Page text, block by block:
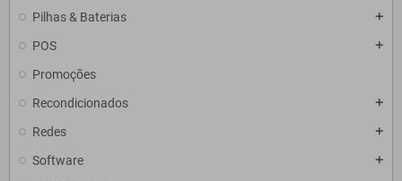
Pilhas & Baterias add
POS add
Promoções
Recondicionados
add
Redes add
Software add